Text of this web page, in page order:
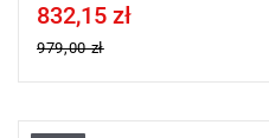
Price tax included
832,15 zł
979,00 zł